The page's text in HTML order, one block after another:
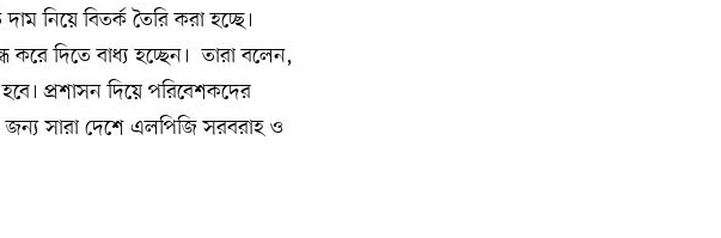
নিয়ে বিতর্ক তৈরি করা হচ্ছে।
দিতে বাধ্য হচ্ছেন। তারা বলেন,
প্রশাসন দিয়ে পরিবেশকদের
জন্য সারা দেশে এলপিজি সরবরাহ ও